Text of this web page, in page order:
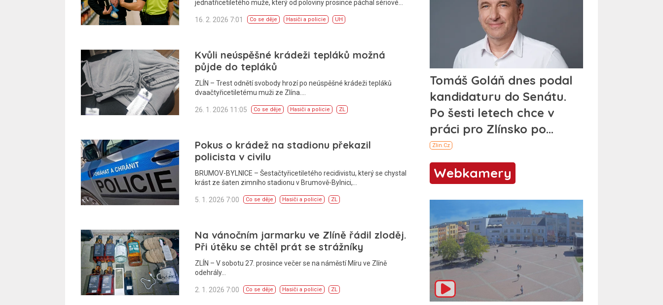
jednatřicetiletého muže, který od poloviny prosince páchal sériové…
16. 2. 2026 7:01 Co se děje Hasiči a policie UH
Kvůli neúspěšné krádeži tepláků možná
půjde do tepláků
ZLÍN – Trest odnětí svobody hrozí po neúspěšné krádeži tepláků
dvaačtyřicetiletému muži ze Zlína.…
26. 1. 2026 11:05 Co se děje Hasiči a policie ZL
Pokus o krádež na stadionu překazil
policista v civilu
BRUMOV-BYLNICE – Šestačtyřicetiletého recidivistu, který se chystal
krást ze šaten zimního stadionu v Brumově-Bylnici,…
5. 1. 2026 7:00 Co se děje Hasiči a policie ZL
Na vánočním jarmarku ve Zlíně řádil zloděj.
Při útěku se chtěl prát se strážníky
ZLÍN – V sobotu 27. prosince večer se na náměstí Míru ve Zlíně
odehrály…
2. 1. 2026 7:00 Co se děje Hasiči a policie ZL
Webkamery